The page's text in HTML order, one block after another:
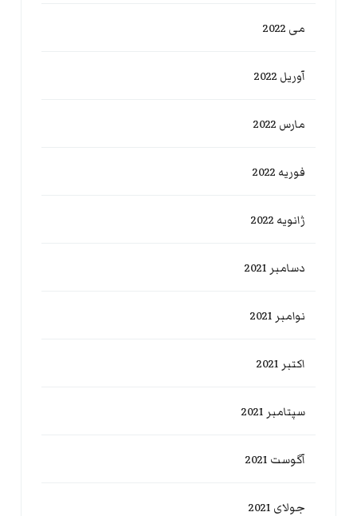
می 2022
آوریل 2022
مارس 2022
فوریه 2022
ژانویه 2022
دسامبر 2021
نوامبر 2021
اکتبر 2021
سپتامبر 2021
آگوست 2021
جولای 2021